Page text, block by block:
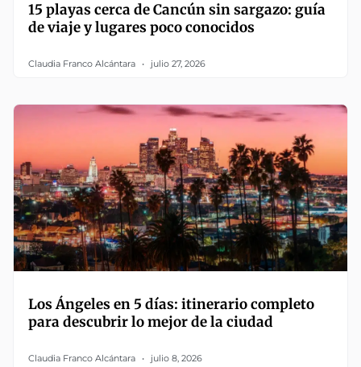
15 playas cerca de Cancún sin sargazo: guía
de viaje y lugares poco conocidos
Claudia Franco Alcántara julio 27, 2026
Los Ángeles en 5 días: itinerario completo
para descubrir lo mejor de la ciudad
Claudia Franco Alcántara julio 8, 2026